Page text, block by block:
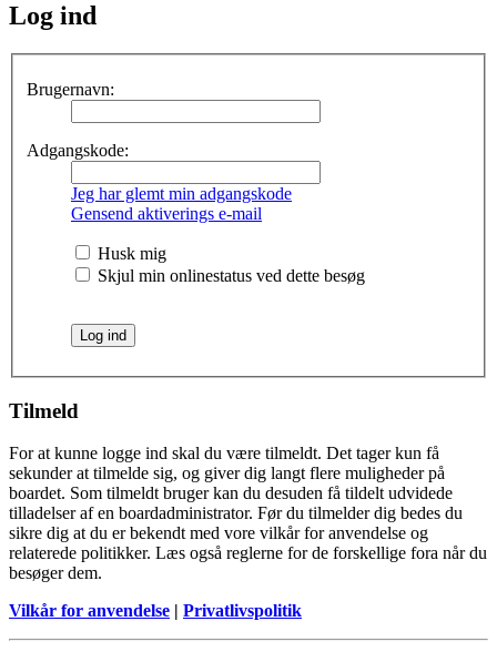
Log ind
Brugernavn:
Adgangskode:
Jeg har glemt min adgangskode
Gensend aktiverings e-mail
Husk mig
Skjul min onlinestatus ved dette besøg
Tilmeld
For at kunne logge ind skal du være tilmeldt. Det tager kun få
sekunder at tilmelde sig, og giver dig langt flere muligheder på
boardet. Som tilmeldt bruger kan du desuden få tildelt udvidede
tilladelser af en boardadministrator. Før du tilmelder dig bedes du
sikre dig at du er bekendt med vore vilkår for anvendelse og
relaterede politikker. Læs også reglerne for de forskellige fora når du
besøger dem.
Vilkår for anvendelse | Privatlivspolitik